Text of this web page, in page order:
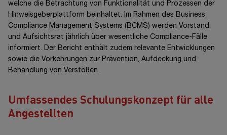
welche die Betrachtung von Funktionalität und Prozessen der
Hinweisgeberplattform beinhaltet. Im Rahmen des Business
Compliance Management Systems (BCMS) werden Vorstand
und Aufsichtsrat jährlich über wesentliche Compliance-Fälle
informiert. Der Bericht enthält zudem relevante Entwicklungen
sowie die Vorkehrungen zur Prävention, Aufdeckung und
Behandlung von Verstößen.
Umfassendes Schulungskonzept für alle
Angestellten